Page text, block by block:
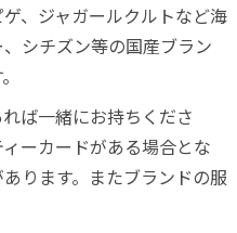
、ジャガールクルトなど海
シチズン等の国産ブラン
ば一緒にお持ちくださ
ーカードがある場合とな
ります。またブランドの服